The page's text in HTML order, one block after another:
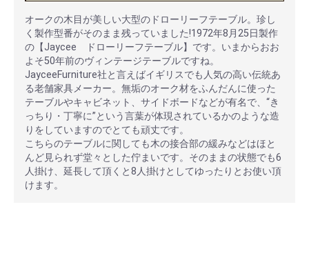
オークの木目が美しい大型のドローリーフテーブル。珍し
く製作型番がそのまま残っていました!1972年8月25日製作
の【Jaycee ドローリーフテーブル】です。いまからおお
よそ50年前のヴィンテージテーブルですね。
JayceeFurniture社と言えばイギリスでも人気の高い伝統あ
る老舗家具メーカー。無垢のオーク材をふんだんに使った
テーブルやキャビネット、サイドボードなどが有名で、“き
っちり・丁寧に”という言葉が体現されているかのような造
りをしていますのでとても頑丈です。
こちらのテーブルに関しても木の接合部の緩みなどはほと
んど見られず堂々とした佇まいです。そのままの状態でも6
人掛け、延長して頂くと8人掛けとしてゆったりとお使い頂
けます。